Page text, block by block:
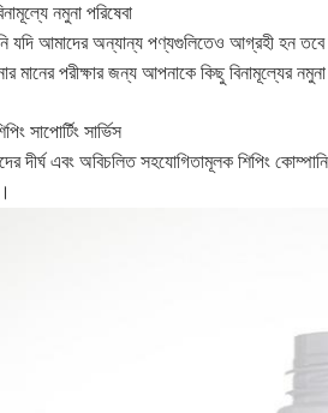
নমুনা পরিষেবা
যদি আমাদের অন্যান্য পণ্যগুলিতেও আগ্রহী হন
মানের পরীক্ষার জন্য আপনাকে কিছু বিনামূল্যের
সাপোর্টিং সার্ভিস
দীর্ঘ এবং অবিচলিত সহযোগিতামূলক শিপিং